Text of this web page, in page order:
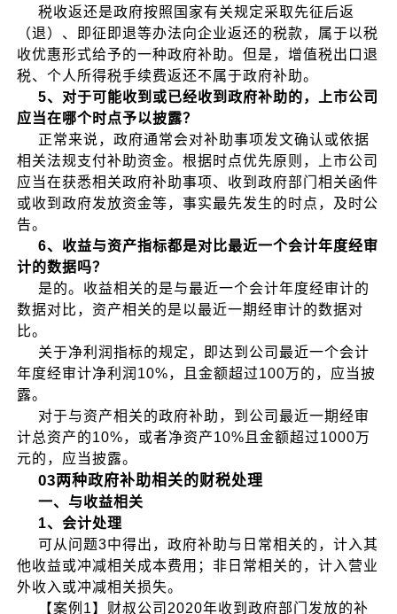
税收返还是政府按照国家有关规定采取先征后返
（退）、即征即退等办法向企业返还的税款，属于以税
收优惠形式给予的一种政府补助。但是，增值税出口退
税、个人所得税手续费返还不属于政府补助。
5、对于可能收到或已经收到政府补助的，上市公司
应当在哪个时点予以披露？
正常来说，政府通常会对补助事项发文确认或依据
相关法规支付补助资金。根据时点优先原则，上市公司
应当在获悉相关政府补助事项、收到政府部门相关函件
或收到政府发放资金等，事实最先发生的时点，及时公
告。
6、收益与资产指标都是对比最近一个会计年度经审
计的数据吗？
是的。收益相关的是与最近一个会计年度经审计的
数据对比，资产相关的是以最近一期经审计的数据对
比。
关于净利润指标的规定，即达到公司最近一个会计
年度经审计净利润10%，且金额超过100万的，应当披
露。
对于与资产相关的政府补助，到公司最近一期经审
计总资产的10%，或者净资产10%且金额超过1000万
元的，应当披露。
03两种政府补助相关的财税处理
一、与收益相关
1、会计处理
可从问题3中得出，政府补助与日常相关的，计入其
他收益或冲减相关成本费用；非日常相关的，计入营业
外收入或冲减相关损失。
【案例1】财叔公司2020年收到政府部门发放的补